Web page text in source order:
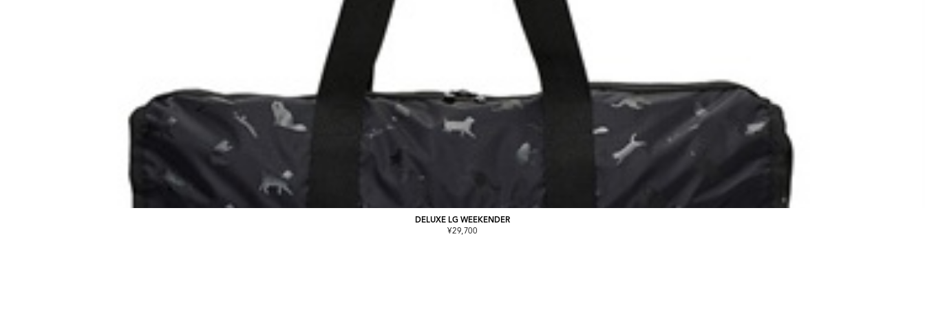
DELUXE LG WEEKENDER
¥29,700